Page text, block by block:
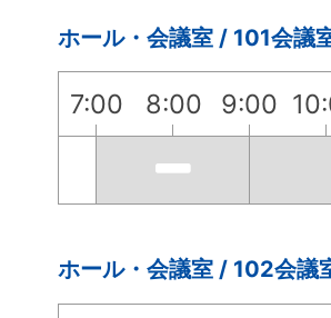
ホール・会議室 / 101会議
7:00 8:00 9:00
ホール・会議室 / 102会議